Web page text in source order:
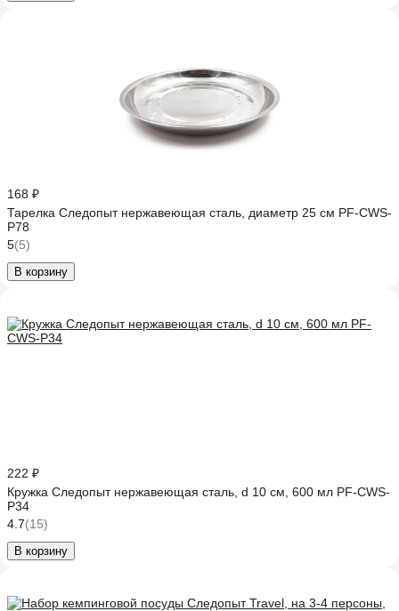
168 ₽
Тарелка Следопыт нержавеющая сталь, диаметр 25 см PF-CWS-
P78
5(5)
В корзину
222 ₽
Кружка Следопыт нержавеющая сталь, d 10 см, 600 мл PF-CWS-
P34
4.7(15)
В корзину